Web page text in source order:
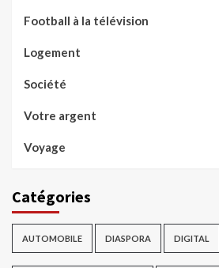
Football à la télévision
Logement
Société
Votre argent
Voyage
Catégories
AUTOMOBILE DIASPORA DIGITAL